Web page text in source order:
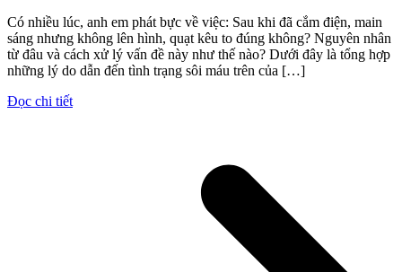
Có nhiều lúc, anh em phát bực về việc: Sau khi đã cắm điện, main
sáng nhưng không lên hình, quạt kêu to đúng không? Nguyên nhân
từ đâu và cách xử lý vấn đề này như thế nào? Dưới đây là tổng hợp
những lý do dẫn đến tình trạng sôi máu trên của […]
Đọc chi tiết